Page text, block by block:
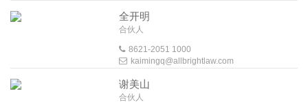
全开明
合伙人
8621-2051 1000
kaimingq@allbrightlaw.com
谢美山
合伙人